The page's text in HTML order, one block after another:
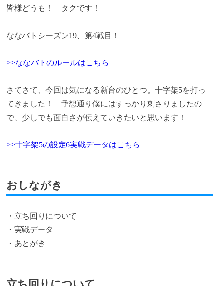
皆様どうも！ タクです！
ななバトシーズン19、第4戦目！
>>ななバトのルールはこちら
さてさて、今回は気になる新台のひとつ。十字架5を打っ
てきました！ 予想通り僕にはすっかり刺さりましたの
で、少しでも面白さが伝えていきたいと思います！
>>十字架5の設定6実戦データはこちら
おしながき
・立ち回りについて
・実戦データ
・あとがき